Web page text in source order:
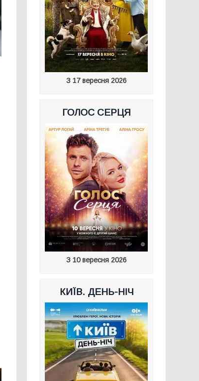
З 17 вересня 2026
ГОЛОС СЕРЦЯ
З 10 вересня 2026
КИЇВ. ДЕНЬ-НІЧ